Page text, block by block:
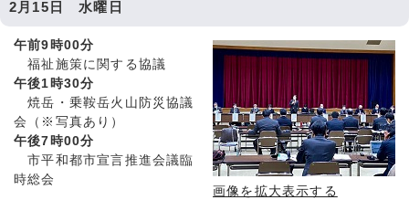
2月15日 水曜日
画像を拡大表示する
午前9時00分
福祉施策に関する協議
午後1時30分
焼岳・乗鞍岳火山防災協議
会（※写真あり）
午後7時00分
市平和都市宣言推進会議臨
時総会